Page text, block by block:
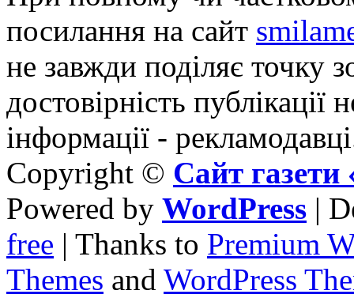
посилання на сайт
не завжди поділяє точку
достовірність публікації
інформації -
Copyright © Сайт
Powered by WordPress |
free | Thanks to Premium
Themes and WordPress